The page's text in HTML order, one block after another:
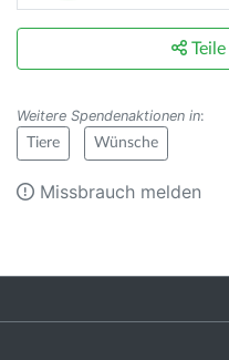
Teile
Weitere Spendenaktionen in:
Tiere Wünsche
Missbrauch melden